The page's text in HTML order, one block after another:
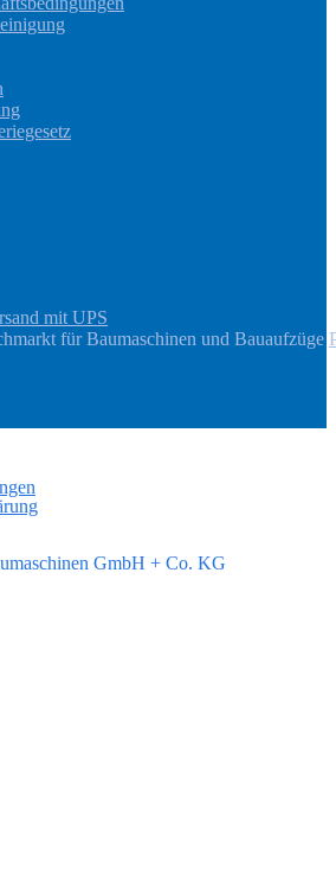
mit UPS
GmbH + Co. KG